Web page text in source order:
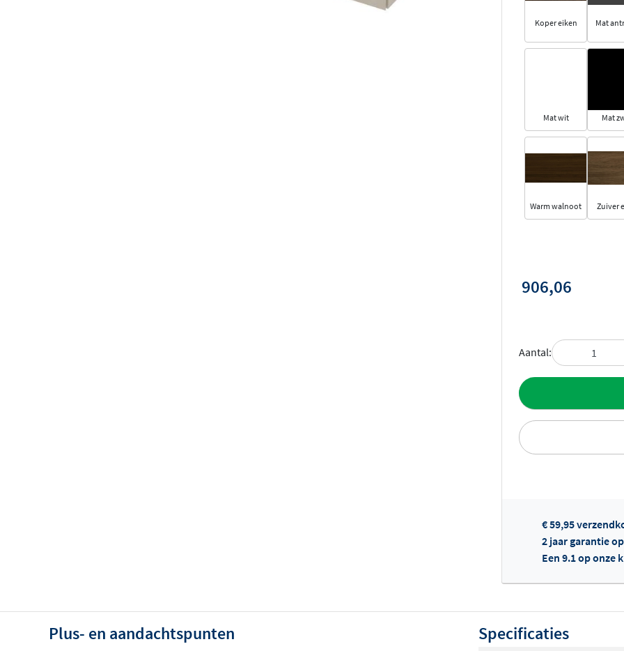
Koper eiken Mat
Mat wit Mat
Warm walnoot Zuiver
906,06
Aantal:
€ 59,95
2 jaar garantie
Een 9.1 op onze
Plus- en aandachtspunten Specificaties